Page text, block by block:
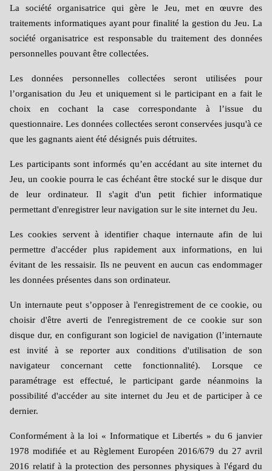
La société organisatrice qui gère le Jeu, met en œuvre des
traitements informatiques ayant pour finalité la gestion du Jeu. La
société organisatrice est responsable du traitement des données
personnelles pouvant être collectées.
Les données personnelles collectées seront utilisées pour
l’organisation du Jeu et uniquement si le participant en a fait le
choix en cochant la case correspondante à l’issue du
questionnaire. Les données collectées seront conservées jusqu'à ce
que les gagnants aient été désignés puis détruites.
Les participants sont informés qu’en accédant au site internet du
Jeu, un cookie pourra le cas échéant être stocké sur le disque dur
de leur ordinateur. Il s'agit d'un petit fichier informatique
permettant d'enregistrer leur navigation sur le site internet du Jeu.
Les cookies servent à identifier chaque internaute afin de lui
permettre d'accéder plus rapidement aux informations, en lui
évitant de les ressaisir. Ils ne peuvent en aucun cas endommager
les données présentes dans son ordinateur.
Un internaute peut s’opposer à l'enregistrement de ce cookie, ou
choisir d'être averti de l'enregistrement de ce cookie sur son
disque dur, en configurant son logiciel de navigation (l’internaute
est invité à se reporter aux conditions d'utilisation de son
navigateur concernant cette fonctionnalité). Lorsque ce
paramétrage est effectué, le participant garde néanmoins la
possibilité d'accéder au site internet du Jeu et de participer à ce
dernier.
Conformément à la loi « Informatique et Libertés » du 6 janvier
1978 modifiée et au Règlement Européen 2016/679 du 27 avril
2016 relatif à la protection des personnes physiques à l'égard du